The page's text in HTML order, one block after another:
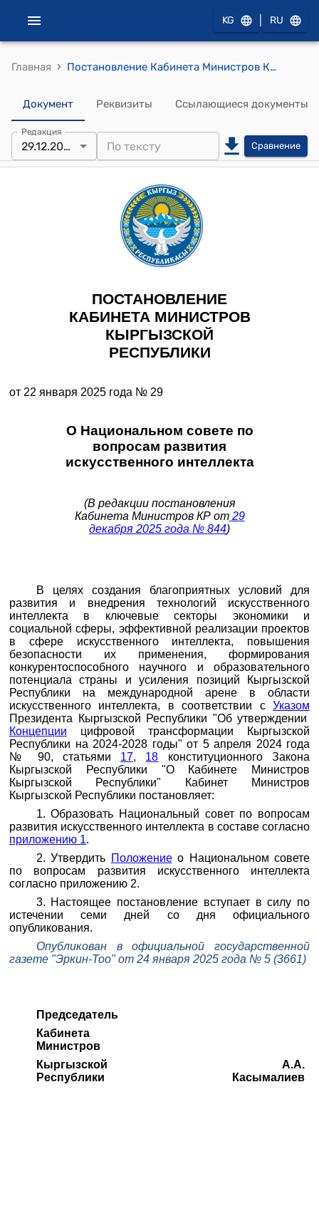
KG RU
Главная › Постановление Кабинета Министров КР от 22 января 2025 года № 29 "О Национальном совете по вопросам развития искусственного интеллекта"
Документ Реквизиты Ссылающиеся документы
Редакция
29.12.2025 Сравнение